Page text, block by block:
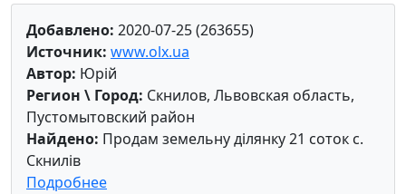
Добавлено: 2020-07-25 (263655)
Источник: www.olx.ua
Автор: Юрій
Регион \ Город: Скнилов, Львовская область,
Пустомытовский район
Найдено: Продам земельну ділянку 21 соток с.
Скнилів
Подробнее